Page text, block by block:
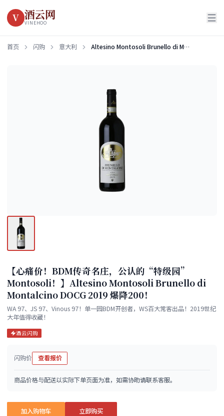
V 酒云网
VINEHOO
首页 闪购 意大利 Altesino Montosoli Brunello di Montalcino DOCG 2019
【心痛价！BDM传奇名庄，公认的“特级园”
Montosoli！】Altesino Montosoli Brunello di
Montalcino DOCG 2019 爆降200！
WA 97、JS 97、Vinous 97！单一园BDM开创者，WS百大常客出品！2019世纪
大年值得收藏！
酒云闪购
闪购价 查看报价
商品价格与配送以实际下单页面为准，如需协助请联系客服。
加入购物车 立即购买